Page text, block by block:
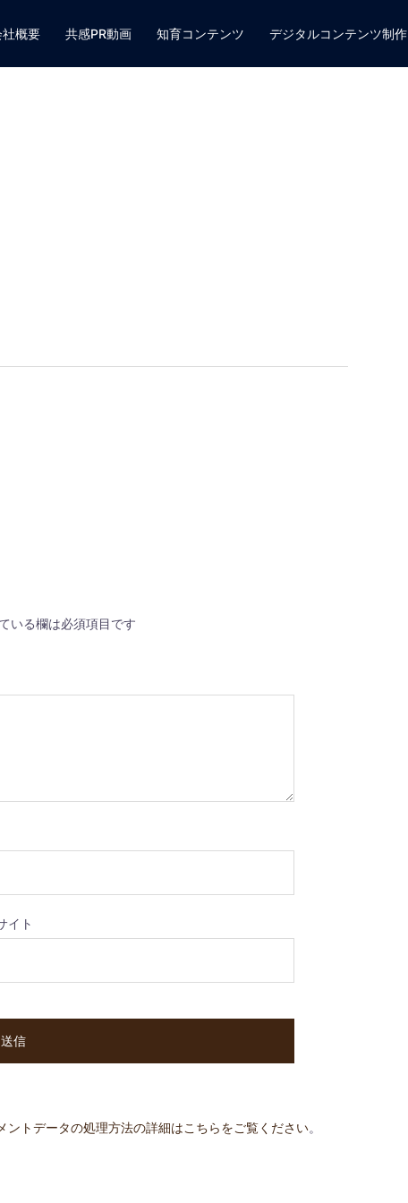
社概要 共感PR動画 知育コンテンツ デジタルコンテンツ制作
いる欄は必須項目です
イト
ントデータの処理方法の詳細はこちらをご覧ください。